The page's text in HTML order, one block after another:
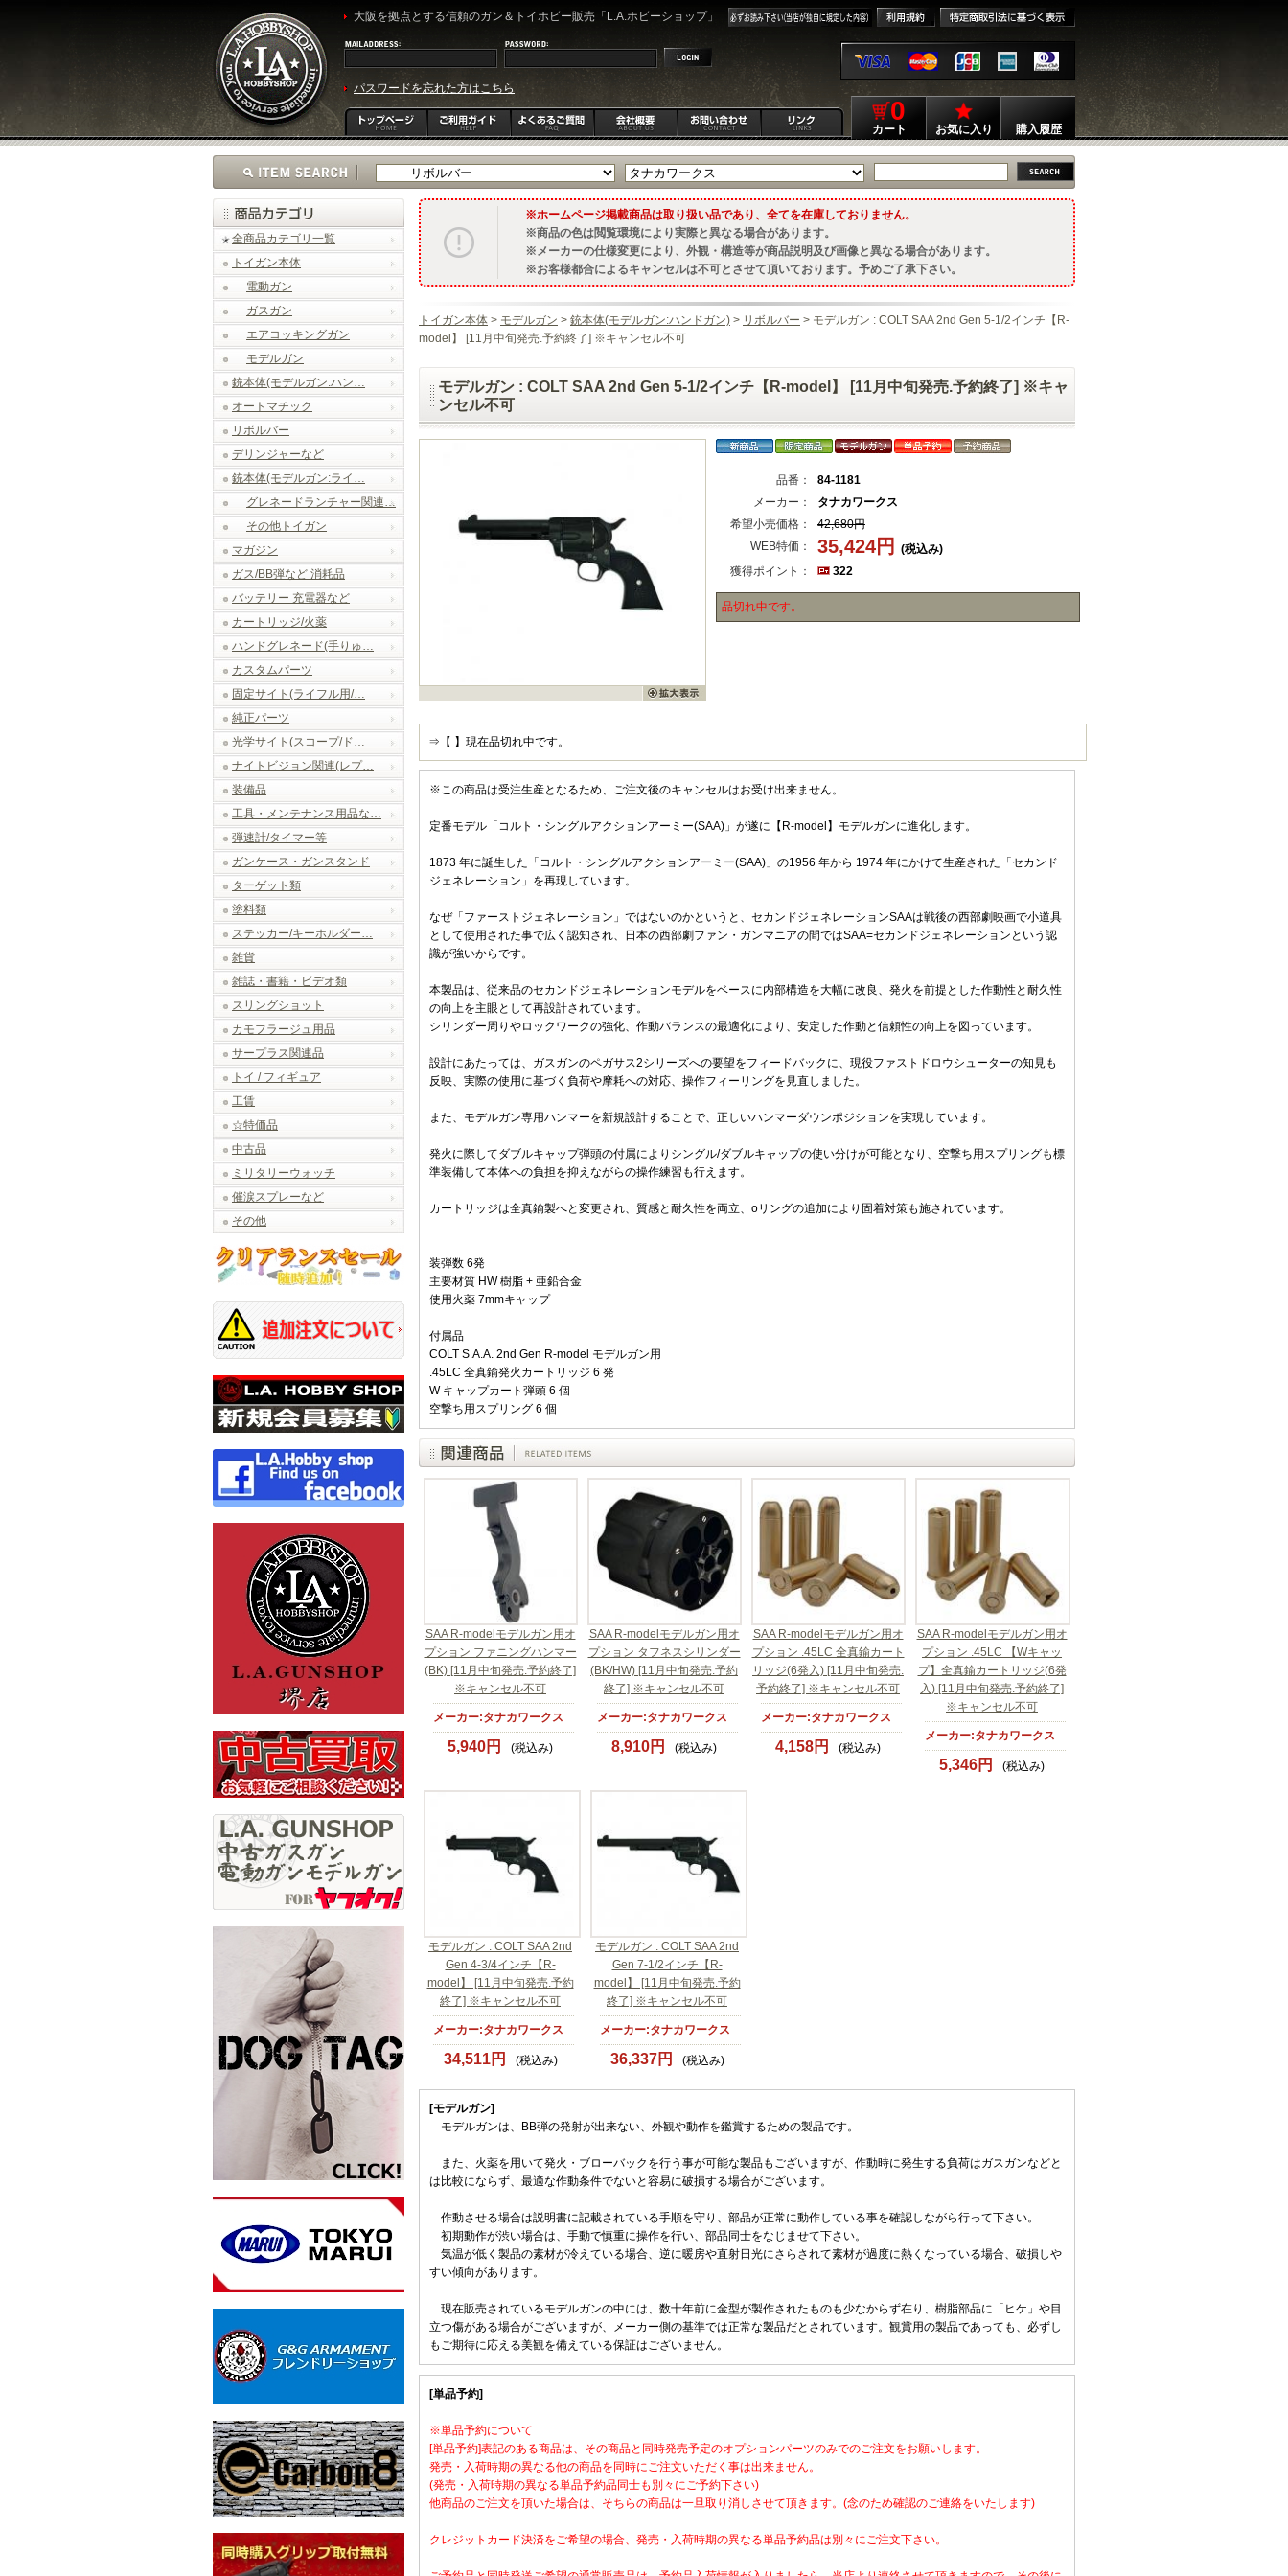
大阪を拠点とする信頼のガン＆トイホビー販売「L.A.ホビーショップ」
パスワードを忘れた方はこちら
0
カート お気に入り 購入履歴
全商品カテゴリ一覧
トイガン本体
電動ガン
ガスガン
エアコッキングガン
モデルガン
銃本体(モデルガン:ハン…
オートマチック
リボルバー
デリンジャーなど
銃本体(モデルガン:ライ…
グレネードランチャー関連…
その他トイガン
マガジン
ガス/BB弾など 消耗品
バッテリー 充電器など
カートリッジ/火薬
ハンドグレネード(手りゅ…
カスタムパーツ
固定サイト(ライフル用/…
純正パーツ
光学サイト(スコープ/ド…
ナイトビジョン関連(レプ…
装備品
工具・メンテナンス用品な…
弾速計/タイマー等
ガンケース・ガンスタンド
ターゲット類
塗料類
ステッカー/キーホルダー…
雑貨
雑誌・書籍・ビデオ類
スリングショット
カモフラージュ用品
サープラス関連品
トイ / フィギュア
工賃
☆特価品
中古品
ミリタリーウォッチ
催涙スプレーなど
その他
ホームページ掲載商品は取り扱い品であり、全てを在庫しておりません。
商品の色は閲覧環境により実際と異なる場合があります。
メーカーの仕様変更により、外観・構造等が商品説明及び画像と異なる場合があります。
お客様都合によるキャンセルは不可とさせて頂いております。予めご了承下さい。
トイガン本体 > モデルガン > 銃本体(モデルガン:ハンドガン) > リボルバー > モデルガン : COLT SAA 2nd Gen 5-1/2インチ【R-
model】 [11月中旬発売.予約終了] ※キャンセル不可
モデルガン : COLT SAA 2nd Gen 5-1/2インチ【R-model】 [11月中旬発売.予約終了] ※キャ
ンセル不可
品番：
84-1181
メーカー：
タナカワークス
希望小売価格：
42,680円
WEB特価：
35,424円
(税込み)
獲得ポイント：
322
品切れ中です。
⇒【 】現在品切れ中です。
※この商品は受注生産となるため、ご注文後のキャンセルはお受け出来ません。
定番モデル「コルト・シングルアクションアーミー(SAA)」が遂に【R-model】モデルガンに進化します。
1873 年に誕生した「コルト・シングルアクションアーミー(SAA)」の1956 年から 1974 年にかけて生産された「セカンド
ジェネレーション」を再現しています。
なぜ「ファーストジェネレーション」ではないのかというと、セカンドジェネレーションSAAは戦後の西部劇映画で小道具
として使用された事で広く認知され、日本の西部劇ファン・ガンマニアの間ではSAA=セカンドジェネレーションという認
識が強いからです。
本製品は、従来品のセカンドジェネレーションモデルをベースに内部構造を大幅に改良、発火を前提とした作動性と耐久性
の向上を主眼として再設計されています。
シリンダー周りやロックワークの強化、作動バランスの最適化により、安定した作動と信頼性の向上を図っています。
設計にあたっては、ガスガンのペガサス2シリーズへの要望をフィードバックに、現役ファストドロウシューターの知見も
反映、実際の使用に基づく負荷や摩耗への対応、操作フィーリングを見直しました。
また、モデルガン専用ハンマーを新規設計することで、正しいハンマーダウンポジションを実現しています。
発火に際してダブルキャップ弾頭の付属によりシングル/ダブルキャップの使い分けが可能となり、空撃ち用スプリングも標
準装備して本体への負担を抑えながらの操作練習も行えます。
カートリッジは全真鍮製へと変更され、質感と耐久性を両立、oリングの追加により固着対策も施されています。
装弾数 6発
主要材質 HW 樹脂 + 亜鉛合金
使用火薬 7mmキャップ
付属品
COLT S.A.A. 2nd Gen R-model モデルガン用
.45LC 全真鍮発火カートリッジ 6 発
W キャップカート弾頭 6 個
空撃ち用スプリング 6 個
SAA R-modelモデルガン用オ
プション ファニングハンマー
(BK) [11月中旬発売.予約終了]
※キャンセル不可
メーカー:タナカワークス
5,940円 (税込み)
SAA R-modelモデルガン用オ
プション タフネスシリンダー
(BK/HW) [11月中旬発売.予約
終了] ※キャンセル不可
メーカー:タナカワークス
8,910円 (税込み)
SAA R-modelモデルガン用オ
プション .45LC 全真鍮カート
リッジ(6発入) [11月中旬発売.
予約終了] ※キャンセル不可
メーカー:タナカワークス
4,158円 (税込み)
SAA R-modelモデルガン用オ
プション .45LC 【Wキャッ
プ】全真鍮カートリッジ(6発
入) [11月中旬発売.予約終了]
※キャンセル不可
メーカー:タナカワークス
5,346円 (税込み)
モデルガン : COLT SAA 2nd
Gen 4-3/4インチ【R-
model】 [11月中旬発売.予約
終了] ※キャンセル不可
メーカー:タナカワークス
34,511円 (税込み)
モデルガン : COLT SAA 2nd
Gen 7-1/2インチ【R-
model】 [11月中旬発売.予約
終了] ※キャンセル不可
メーカー:タナカワークス
36,337円 (税込み)
[モデルガン]
モデルガンは、BB弾の発射が出来ない、外観や動作を鑑賞するための製品です。
また、火薬を用いて発火・ブローバックを行う事が可能な製品もございますが、作動時に発生する負荷はガスガンなどと
は比較にならず、最適な作動条件でないと容易に破損する場合がございます。
作動させる場合は説明書に記載されている手順を守り、部品が正常に動作している事を確認しながら行って下さい。
初期動作が渋い場合は、手動で慎重に操作を行い、部品同士をなじませて下さい。
気温が低く製品の素材が冷えている場合、逆に暖房や直射日光にさらされて素材が過度に熱くなっている場合、破損しや
すい傾向があります。
現在販売されているモデルガンの中には、数十年前に金型が製作されたものも少なからず在り、樹脂部品に「ヒケ」や目
立つ傷がある場合がございますが、メーカー側の基準では正常な製品だとされています。観賞用の製品であっても、必ずし
もご期待に応える美観を備えている保証はございません。
[単品予約]
※単品予約について
[単品予約]表記のある商品は、その商品と同時発売予定のオプションパーツのみでのご注文をお願いします。
発売・入荷時期の異なる他の商品を同時にご注文いただく事は出来ません。
(発売・入荷時期の異なる単品予約品同士も別々にご予約下さい)
他商品のご注文を頂いた場合は、そちらの商品は一旦取り消しさせて頂きます。(念のため確認のご連絡をいたします)
クレジットカード決済をご希望の場合、発売・入荷時期の異なる単品予約品は別々にご注文下さい。